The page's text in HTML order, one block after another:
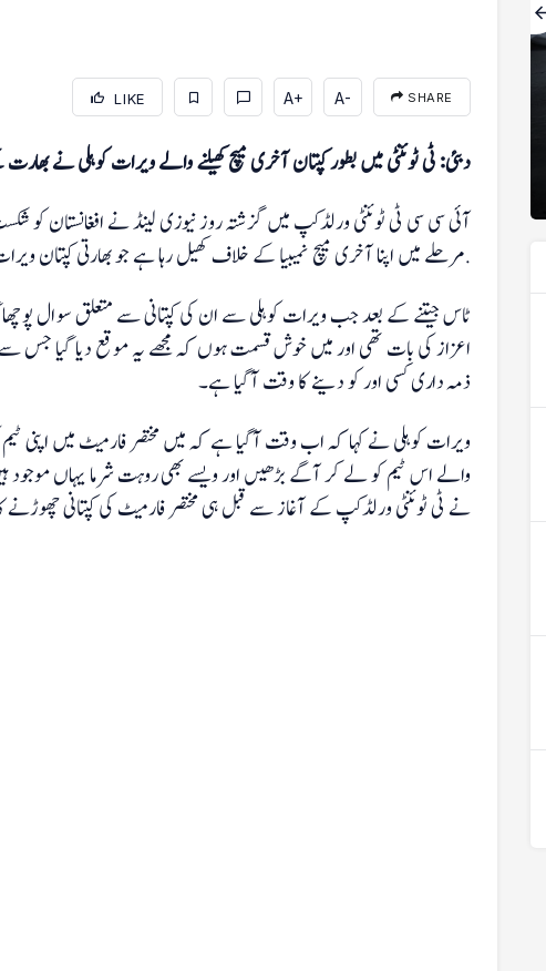
LIKE A+ A- SHARE
دبئی: ٹی ٹوئنٹی میں بطور کپتان آخری میچ کھیلنے والے ویرات کوہلی نے بھارت
مرحلے میں اپنا آخری میچ نمیبیا کے خلاف کھیل رہا ہے جو بھارتی کپتان ویرات کوہلی کے لیے بطور کپتان آخری میچ بھی ہے.
ٹاس جیتنے کے بعد جب ویرات کوہلی سے ان کی کپتانی سے متعلق سوال پوچھا
اعزاز کی بات تھی اور میں خوش قسمت ہوں کہ مجھے یہ موقع دیا گیا
ذمہ داری کسی اور کو دینے کا وقت آگیا ہے۔
ویرات کوہلی نے کہا کہ اب وقت آگیا ہے کہ میں مختصر فارمیٹ میں اپنی
والے اس ٹیم کو لے کر آگے بڑھیں اور ویسے بھی روہت شرما یہاں موجود
نے ٹی ٹوئنٹی ورلڈکپ کے آغاز سے قبل ہی مختصر فارمیٹ کی کپتانی چھوڑنے
منڈی بہاؤالدین
پی سی بی کرکٹر حمزہ نذر پر 2 سال کی پابندی، 10 لاکھ روپے
جرمانہ